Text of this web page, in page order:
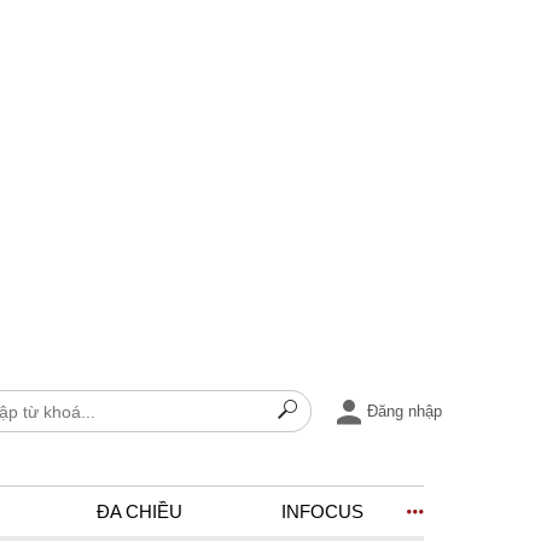
Đăng nhập
ĐA CHIỀU INFOCUS